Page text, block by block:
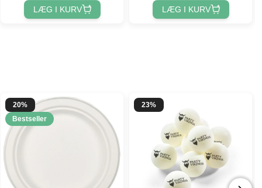
LÆG I KURV LÆG I KURV
20%
Bestseller
23%